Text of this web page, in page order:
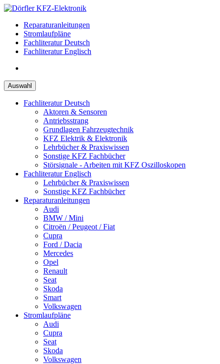
Zum
springenReparaturanleitungen
Stromlaufpläne
Fachliteratur Deutsch
Fachliteratur Englisch
Auswahl
Fachliteratur Deutsch
Aktoren & Sensoren
Antriebsstrang
Grundlagen Fahrzeugtechnik
KFZ Elektrik & Elektronik
Lehrbücher & Praxiswissen
Sonstige KFZ Fachbücher
Störsignale - Arbeiten mit KFZ Oszilloskopen
Fachliteratur Englisch
Lehrbücher & Praxiswissen
Sonstige KFZ Fachbücher
Reparaturanleitungen
Audi
BMW / Mini
Citroën / Peugeot / Fiat
Cupra
Ford / Dacia
Mercedes
Opel
Renault
Seat
Skoda
Smart
Volkswagen
Stromlaufpläne
Audi
Cupra
Seat
Skoda
Volkswagen